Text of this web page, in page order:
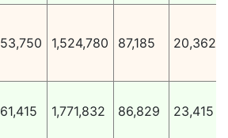
53,750 1,524,780 87,185 20,362
61,415 1,771,832 86,829 23,415